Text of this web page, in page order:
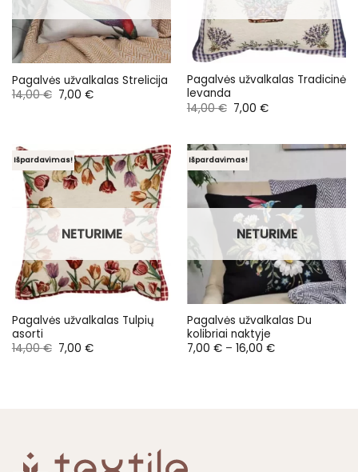
Pagalvės užvalkalas Strelicija
14,00€ Original
price
7,00 €Current
Pagalvės užvalkalas Tradicinė
levanda
14,00€ Original
price
7,00 €Current
Išpardavimas!
NETURIME
Pagalvės užvalkalas Tulpių
asorti
14,00€ Original
price
7,00 €Current
Išpardavimas!
NETURIME
Pagalvės užvalkalas Du
kolibriai naktyje
7,00 € – 16,00 €Price